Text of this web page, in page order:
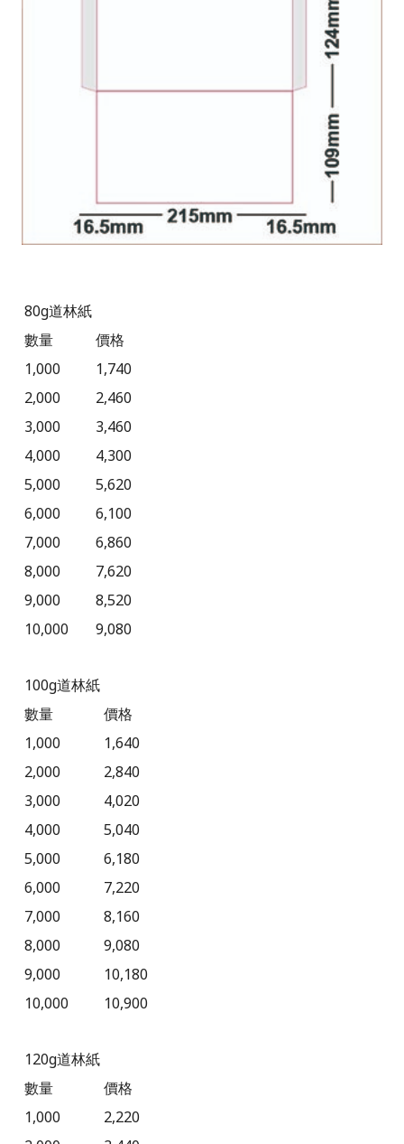
80g道林紙
數量
價格
1,000
1,740
2,000
2,460
3,000
3,460
4,000
4,300
5,000
5,620
6,000
6,100
7,000
6,860
8,000
7,620
9,000
8,520
10,000
9,080
100g道林紙
數量
價格
1,000
1,640
2,000
2,840
3,000
4,020
4,000
5,040
5,000
6,180
6,000
7,220
7,000
8,160
8,000
9,080
9,000
10,180
10,000
10,900
120g道林紙
數量
價格
1,000
2,220